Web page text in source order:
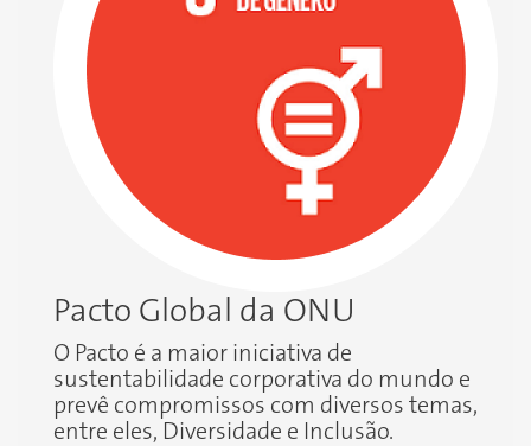
Pacto Global da ONU
O Pacto é a maior iniciativa de
sustentabilidade corporativa do mundo e
prevê compromissos com diversos temas,
entre eles, Diversidade e Inclusão.